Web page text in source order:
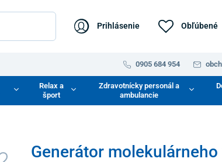
Prihlásenie Obľúbené
0905 684 954
Relax a
šport
Zdravotnícky personál a
ambulancie
Generátor